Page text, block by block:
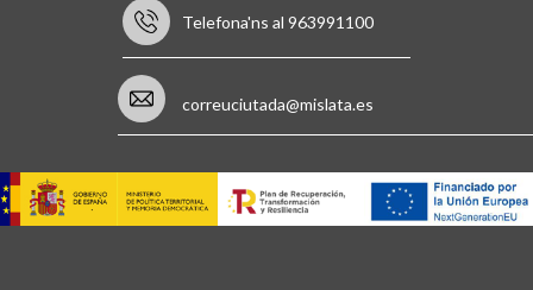
Telefona'ns al 963991100
correuciutada@mislata.es